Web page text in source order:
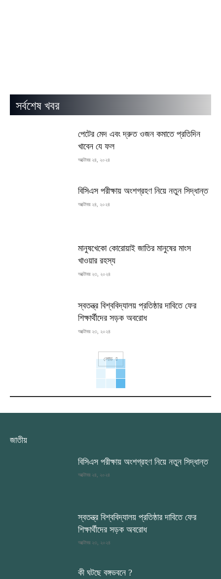
সর্বশেষ খবর
পেটের মেদ এবং দ্রুত ওজন কমাতে প্রতিদিন
খাবেন যে ফল
অক্টোবর ২৪, ২০২৪
বিসিএস পরীক্ষায় অংশগ্রহণ নিয়ে নতুন সিদ্ধান্ত
অক্টোবর ২৪, ২০২৪
মানুষখেকো কোরোয়াই জাতির মানুষের মাংস
খাওয়ার রহস্য
অক্টোবর ২৩, ২০২৪
স্বতন্ত্র বিশ্ববিদ্যালয় প্রতিষ্ঠার দাবিতে ফের
শিক্ষার্থীদের সড়ক অবরোধ
অক্টোবর ২৩, ২০২৪
লোড
RECENT COMMENTS
জাতীয়
বিসিএস পরীক্ষায় অংশগ্রহণ নিয়ে নতুন সিদ্ধান্ত
অক্টোবর ২৪, ২০২৪
স্বতন্ত্র বিশ্ববিদ্যালয় প্রতিষ্ঠার দাবিতে ফের
শিক্ষার্থীদের সড়ক অবরোধ
অক্টোবর ২৩, ২০২৪
কী ঘটছে বঙ্গভবনে ?